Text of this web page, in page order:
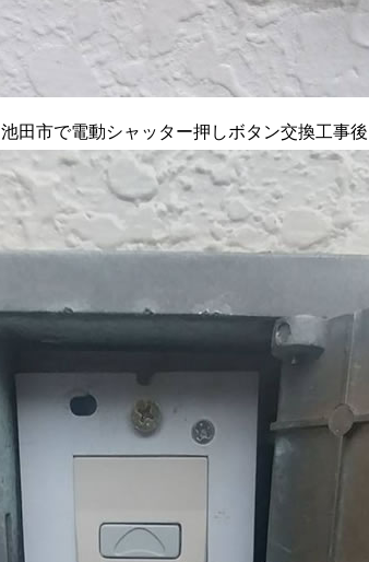
池田市で電動シャッター押しボタン交換工事後